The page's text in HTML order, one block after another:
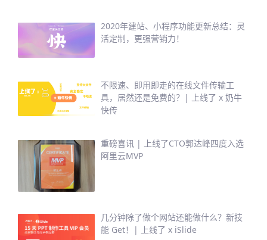
2020年建站、小程序功能更新总结：灵
活定制，更强营销力！
不限速、即用即走的在线文件传输工
具，居然还是免费的？| 上线了 x 奶牛
快传
重磅喜讯 | 上线了CTO郭达峰四度入选
阿里云MVP
几分钟除了做个网站还能做什么？新技
能 Get！| 上线了 x iSlide